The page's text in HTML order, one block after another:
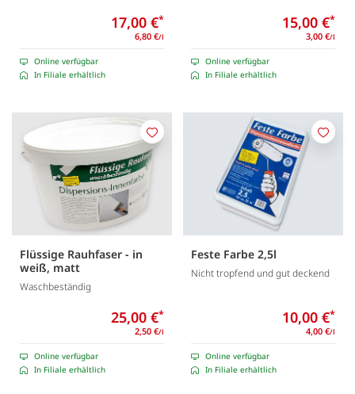
17,00 €*
6,80 €/l
Online verfügbar
In Filiale erhältlich
15,00 €*
3,00 €/l
Online verfügbar
In Filiale erhältlich
Flüssige Rauhfaser - in
weiß, matt
Waschbeständig
25,00 €*
2,50 €/l
Online verfügbar
In Filiale erhältlich
Merken
Feste Farbe 2,5l
Nicht tropfend und gut deckend
10,00 €*
4,00 €/l
Online verfügbar
In Filiale erhältlich